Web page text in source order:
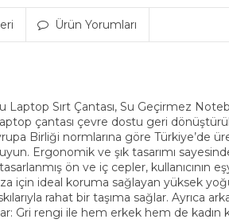
Ürün Yorumları
Sırt Çantası, Su Geçirmez
çantası çevre dostu geri
Birliği normlarına göre
Ergonomik ve şık tasarımı
ön ve iç cepler, kullanıcının
için ideal koruma sağlayan yüksek
rahat bir taşıma sağlar. Ayrıca
Gri rengi ile hem erkek hem de kadın